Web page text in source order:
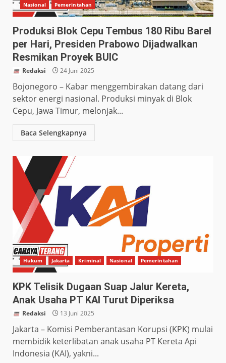
Nasional
Pemerintahan
Produksi Blok Cepu Tembus 180 Ribu Barel
per Hari, Presiden Prabowo Dijadwalkan
Resmikan Proyek BUIC
Redaksi 24 Juni 2025
Bojonegoro – Kabar menggembirakan datang dari
sektor energi nasional. Produksi minyak di Blok
Cepu, Jawa Timur, melonjak...
Baca Selengkapnya
Hukum Jakarta Kriminal Nasional Pemerintahan
KPK Telisik Dugaan Suap Jalur Kereta,
Anak Usaha PT KAI Turut Diperiksa
Redaksi 13 Juni 2025
Jakarta – Komisi Pemberantasan Korupsi (KPK) mulai
membidik keterlibatan anak usaha PT Kereta Api
Indonesia (KAI), yakni...